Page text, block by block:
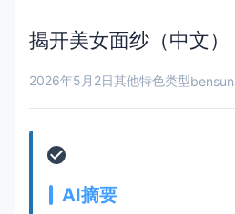
揭开美女面纱（中文）
2026年5月2日其他特色类型
AI摘要